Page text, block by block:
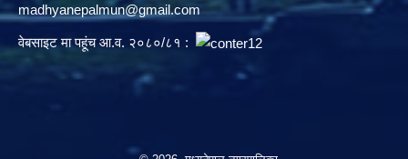
madhyanepalmun@gmail.com
वेबसाइट मा पहूंच आ.व. २०८०/८१ :